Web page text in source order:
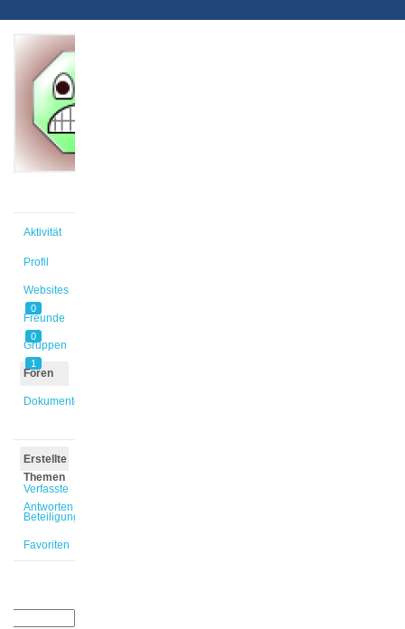
Aktivität
Profil
Websites
0
Freunde
0
Gruppen
1
Foren
Dokumente
Erstellte
Themen
Verfasste
Antworten
Beteiligungen
Favoriten